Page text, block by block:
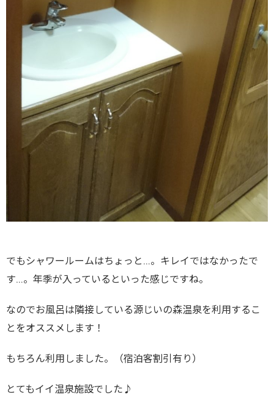
でもシャワールームはちょっと…。キレイではなかったで
す…。年季が入っているといった感じですね。
なのでお風呂は隣接している源じいの森温泉を利用するこ
とをオススメします！
もちろん利用しました。（宿泊客割引有り）
とてもイイ温泉施設でした♪